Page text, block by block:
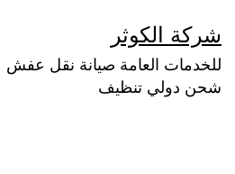
إلى
المحتوى
شركة الكوثر
للخدمات العامة صيانة نقل عفش
شحن دولي تنظيف